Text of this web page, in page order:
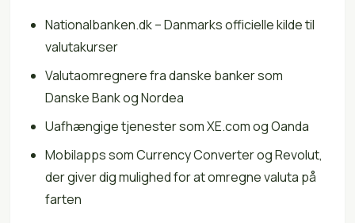
Nationalbanken.dk – Danmarks officielle kilde til
valutakurser
Valutaomregnere fra danske banker som
Danske Bank og Nordea
Uafhængige tjenester som XE.com og Oanda
Mobilapps som Currency Converter og Revolut,
der giver dig mulighed for at omregne valuta på
farten